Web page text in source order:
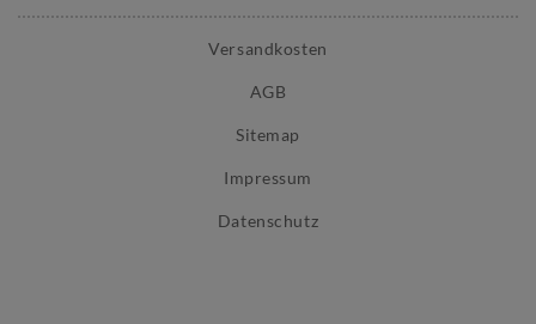
Versandkosten
AGB
Sitemap
Impressum
Datenschutz